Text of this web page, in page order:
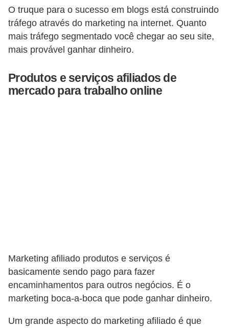
O truque para o sucesso em blogs está construindo
tráfego através do marketing na internet. Quanto
mais tráfego segmentado você chegar ao seu site,
mais provável ganhar dinheiro.
Produtos e serviços afiliados de
mercado para trabalho online
Marketing afiliado produtos e serviços é
basicamente sendo pago para fazer
encaminhamentos para outros negócios. É o
marketing boca-a-boca que pode ganhar dinheiro.
Um grande aspecto do marketing afiliado é que
1
0
M
E
m
a
n
o
s